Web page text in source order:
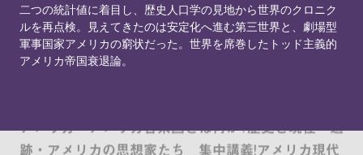
二つの統計値に着目し、歴史人口学の見地から世界のクロニク
ルを再点検。見えてきたのは安定化へ進む第三世界と、劇場型
軍事国家アメリカの窮状だった。世界を席巻したトッド主義的
アメリカ帝国衰退論。
アメリカニズム : 「普遍国家」のナショナリズム 創
られるアメリカ国民と「他者」 : 「アメリカ化」時代
跡・アメリカの思想家たち 集中講義!アメリカ現代